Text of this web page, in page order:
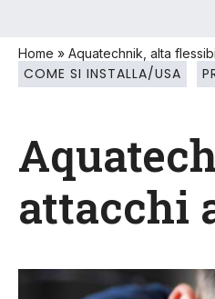
Home » Aquatechnik, alta
COME SI INSTALLA/USA
attacchi